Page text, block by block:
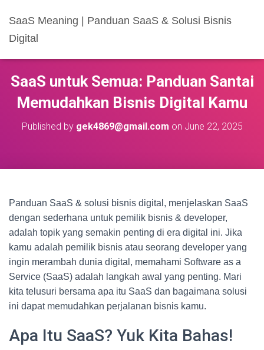
SaaS Meaning | Panduan SaaS & Solusi Bisnis
Digital
SaaS untuk Semua: Panduan Santai
Memudahkan Bisnis Digital Kamu
Published by gek4869@gmail.com on June 22, 2025
Panduan SaaS & solusi bisnis digital, menjelaskan SaaS
dengan sederhana untuk pemilik bisnis & developer,
adalah topik yang semakin penting di era digital ini. Jika
kamu adalah pemilik bisnis atau seorang developer yang
ingin merambah dunia digital, memahami Software as a
Service (SaaS) adalah langkah awal yang penting. Mari
kita telusuri bersama apa itu SaaS dan bagaimana solusi
ini dapat memudahkan perjalanan bisnis kamu.
Apa Itu SaaS? Yuk Kita Bahas!